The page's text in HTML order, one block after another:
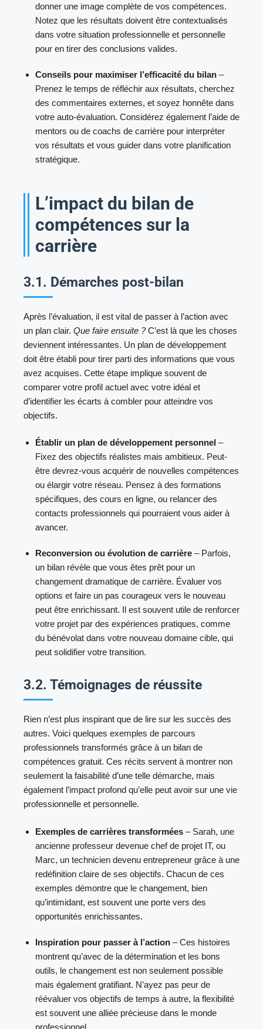
donner une image complète de vos compétences.
Notez que les résultats doivent être contextualisés
dans votre situation professionnelle et personnelle
pour en tirer des conclusions valides.
Conseils pour maximiser l’efficacité du bilan –
Prenez le temps de réfléchir aux résultats, cherchez
des commentaires externes, et soyez honnête dans
votre auto-évaluation. Considérez également l’aide de
mentors ou de coachs de carrière pour interpréter
vos résultats et vous guider dans votre planification
stratégique.
L’impact du bilan de
compétences sur la
carrière
3.1. Démarches post-bilan
Après l’évaluation, il est vital de passer à l’action avec
un plan clair. Que faire ensuite ?C’est là que les choses
deviennent intéressantes. Un plan de développement
doit être établi pour tirer parti des informations que vous
avez acquises. Cette étape implique souvent de
comparer votre profil actuel avec votre idéal et
d’identifier les écarts à combler pour atteindre vos
objectifs.
Établir un plan de développement personnel –
Fixez des objectifs réalistes mais ambitieux. Peut-
être devrez-vous acquérir de nouvelles compétences
ou élargir votre réseau. Pensez à des formations
spécifiques, des cours en ligne, ou relancer des
contacts professionnels qui pourraient vous aider à
avancer.
Reconversion ou évolution de carrière – Parfois,
un bilan révèle que vous êtes prêt pour un
changement dramatique de carrière. Évaluer vos
options et faire un pas courageux vers le nouveau
peut être enrichissant. Il est souvent utile de renforcer
votre projet par des expériences pratiques, comme
du bénévolat dans votre nouveau domaine cible, qui
peut solidifier votre transition.
3.2. Témoignages de réussite
Rien n’est plus inspirant que de lire sur les succès des
autres. Voici quelques exemples de parcours
professionnels transformés grâce à un bilan de
compétences gratuit. Ces récits servent à montrer non
seulement la faisabilité d’une telle démarche, mais
également l’impact profond qu’elle peut avoir sur une vie
professionnelle et personnelle.
Exemples de carrières transformées – Sarah, une
ancienne professeur devenue chef de projet IT, ou
Marc, un technicien devenu entrepreneur grâce à une
redéfinition claire de ses objectifs. Chacun de ces
exemples démontre que le changement, bien
qu’intimidant, est souvent une porte vers des
opportunités enrichissantes.
Inspiration pour passer à l’action – Ces histoires
montrent qu’avec de la détermination et les bons
outils, le changement est non seulement possible
mais également gratifiant. N’ayez pas peur de
réévaluer vos objectifs de temps à autre, la flexibilité
est souvent une alliée précieuse dans le monde
professionnel.